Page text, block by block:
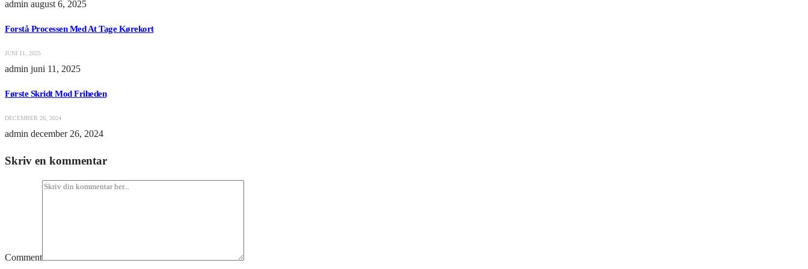
admin august 6, 2025
Forstå Processen Med At Tage Kørekort
JUNI 11, 2025
admin juni 11, 2025
Første Skridt Mod Friheden
DECEMBER 26, 2024
admin december 26, 2024
Skriv en kommentar
Comment